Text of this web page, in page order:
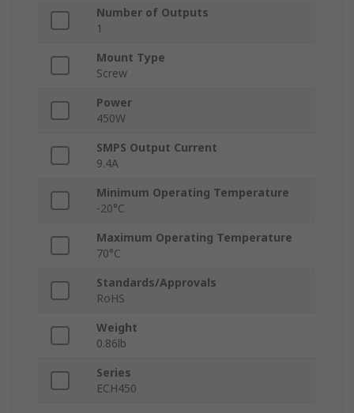
Number of Outputs
1
Mount Type
Screw
Power
450W
SMPS Output Current
9.4A
Minimum Operating Temperature
-20°C
Maximum Operating Temperature
70°C
Standards/Approvals
RoHS
Weight
0.86lb
Series
ECH450